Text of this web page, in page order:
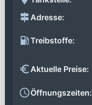
Adresse:
Treibstoffe:
Aktuelle Preise:
Öffnungszeiten: